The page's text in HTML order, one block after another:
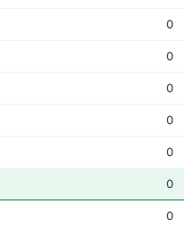
0
0
0
0
0
0
0